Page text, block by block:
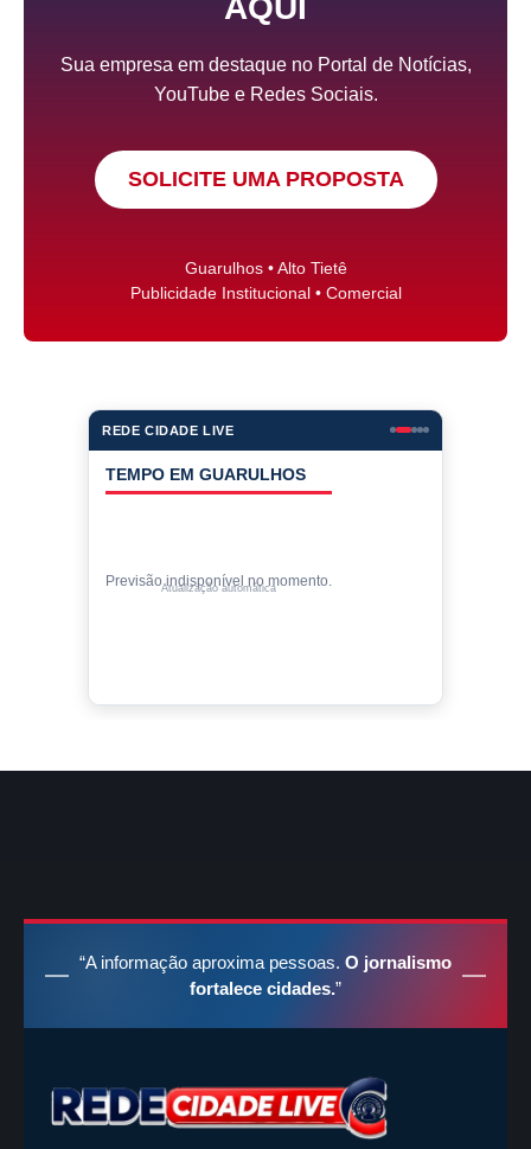
Sua empresa em destaque no Portal de Notícias,
YouTube e Redes Sociais.
SOLICITE UMA PROPOSTA
Guarulhos • Alto Tietê
Publicidade Institucional • Comercial
REDE CIDADE LIVE
COTAÇÕES
Cotações indisponíveis no momento.
Valores de compra • atualização automática
“A informação aproxima pessoas. O jornalismo
fortalece cidades.”